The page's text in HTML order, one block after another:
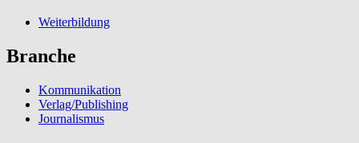
Weiterbildung
Branche
Kommunikation
Verlag/Publishing
Journalismus